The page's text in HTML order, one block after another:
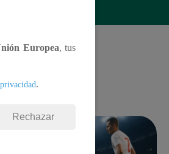
Europea, tus
.
Rechazar